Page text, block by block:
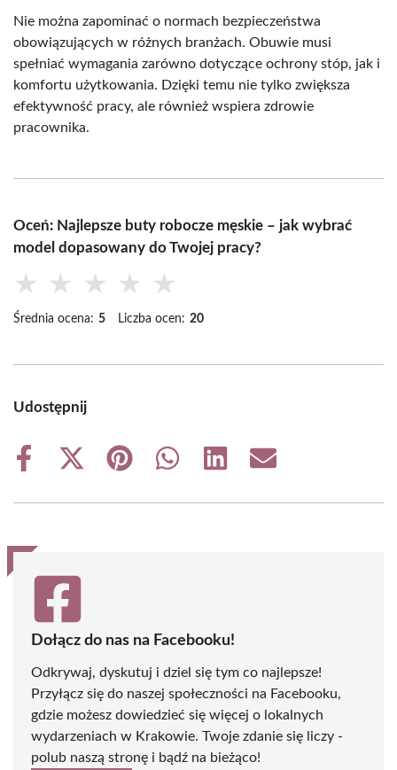
Nie można zapominać o normach bezpieczeństwa
obowiązujących w różnych branżach. Obuwie musi
spełniać wymagania zarówno dotyczące ochrony stóp, jak i
komfortu użytkowania. Dzięki temu nie tylko zwiększa
efektywność pracy, ale również wspiera zdrowie
pracownika.
Oceń: Najlepsze buty robocze męskie – jak wybrać
model dopasowany do Twojej pracy?
★ ★ ★ ★ ★
Średnia ocena: 5 Liczba ocen: 20
Udostępnij
Share
Share
(Twitter)
Share
Share
Share
Share
Dołącz do nas na Facebooku!
Odkrywaj, dyskutuj i dziel się tym co najlepsze!
Przyłącz się do naszej społeczności na Facebooku,
gdzie możesz dowiedzieć się więcej o lokalnych
wydarzeniach w Krakowie. Twoje zdanie się liczy -
polub naszą stronę i bądź na bieżąco!